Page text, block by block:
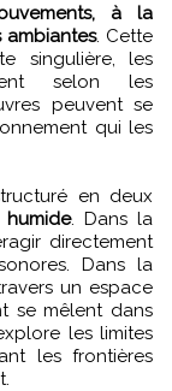
à la
ambiantes. Cette
singulière, les
selon les
peuvent se
qui les
en deux
. Dans la
directement
Dans la
un espace
se mêlent dans
les limites
les frontières